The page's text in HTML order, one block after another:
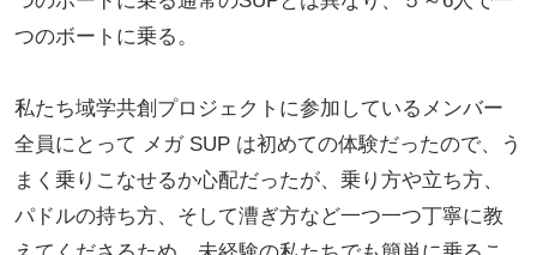
つのボートに乗る。
私たち域学共創プロジェクトに参加しているメンバー
全員にとって メガ SUP は初めての体験だったので、う
まく乗りこなせるか心配だったが、乗り方や立ち方、
パドルの持ち方、そして漕ぎ方など一つ一つ丁寧に教